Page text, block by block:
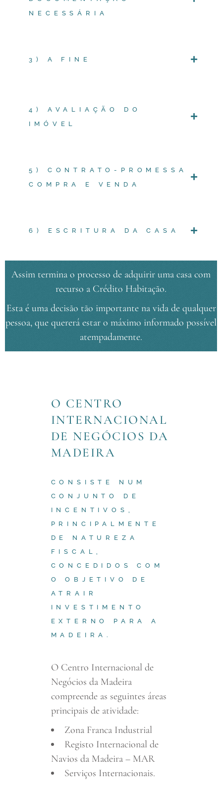
NECESSÁRIA
3) A FINE
4) AVALIAÇÃO DO
IMÓVEL
5) CONTRATO-PROMESSA
COMPRA E VENDA
6) ESCRITURA DA CASA
Assim termina o processo de adquirir uma casa com
recurso a Crédito Habitação.
Esta é uma decisão tão importante na vida de qualquer
pessoa, que quererá estar o máximo informado possível
atempadamente.
O CENTRO
INTERNACIONAL
DE NEGÓCIOS DA
MADEIRA
CONSISTE NUM
CONJUNTO DE
INCENTIVOS,
PRINCIPALMENTE
DE NATUREZA
FISCAL,
CONCEDIDOS COM
O OBJETIVO DE
ATRAIR
INVESTIMENTO
EXTERNO PARA A
MADEIRA.
O Centro Internacional de
Negócios da Madeira
compreende as seguintes áreas
principais de atividade:
Zona Franca Industrial
Registo Internacional de
Navios da Madeira – MAR
Serviços Internacionais.